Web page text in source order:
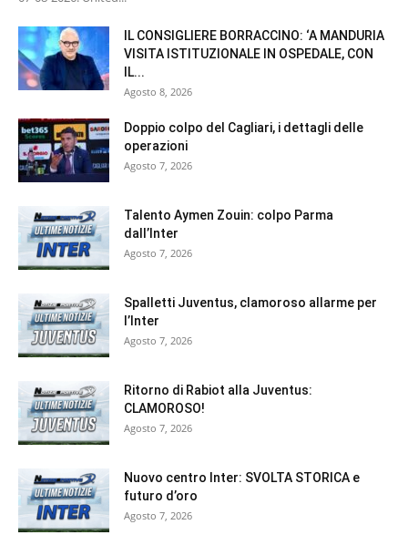
IL CONSIGLIERE BORRACCINO: ‘A MANDURIA
VISITA ISTITUZIONALE IN OSPEDALE, CON
IL...
Agosto 8, 2026
Doppio colpo del Cagliari, i dettagli delle
operazioni
Agosto 7, 2026
Talento Aymen Zouin: colpo Parma
dall’Inter
Agosto 7, 2026
Spalletti Juventus, clamoroso allarme per
l’Inter
Agosto 7, 2026
Ritorno di Rabiot alla Juventus:
CLAMOROSO!
Agosto 7, 2026
Nuovo centro Inter: SVOLTA STORICA e
futuro d’oro
Agosto 7, 2026